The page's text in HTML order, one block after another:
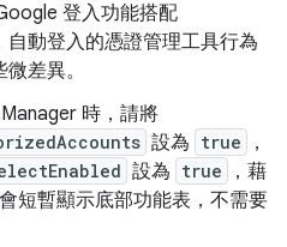
登入功能搭配
自動登入的憑證管理工具行為
差異。
時，請將
設為 true
，
設為 true
，藉
短暫顯示底部功能表，不需要